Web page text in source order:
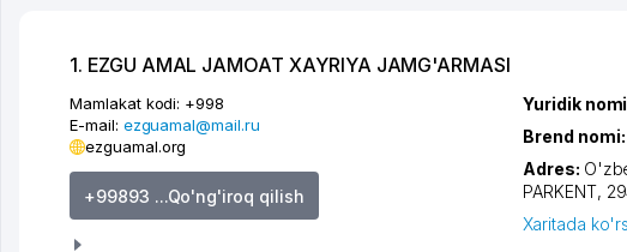
1. EZGU AMAL JAMOAT XAYRIYA JAMG'ARMASI
Mamlakat kodi: +998
E-mail: ezguamal@mail.ru
ezguamal.org
+99893 ...Qo'ng'iroq qilish
Yuridik
Brend nomi:
Adres:
PARKENT,
Xaritada